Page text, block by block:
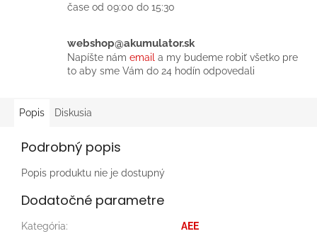
čase od 09:00 do 15:30
webshop@akumulator.sk
Napíšte nám email a my budeme robiť všetko pre
to aby sme Vám do 24 hodín odpovedali
Popis Diskusia
Podrobný popis
Popis produktu nie je dostupný
Dodatočné parametre
Kategória:
AEE